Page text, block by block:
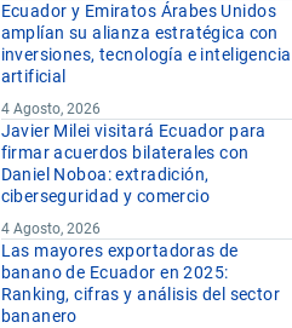
Ecuador y Emiratos Árabes Unidos
amplían su alianza estratégica con
inversiones, tecnología e inteligencia
artificial
4 Agosto, 2026
Javier Milei visitará Ecuador para
firmar acuerdos bilaterales con
Daniel Noboa: extradición,
ciberseguridad y comercio
4 Agosto, 2026
Las mayores exportadoras de
banano de Ecuador en 2025:
Ranking, cifras y análisis del sector
bananero